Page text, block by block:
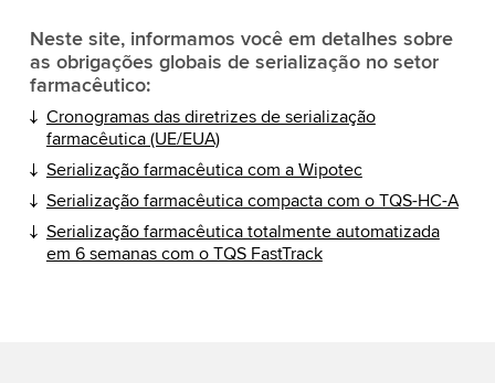
Neste site, informamos você em detalhes sobre
as obrigações globais de serialização no setor
farmacêutico:
Cronogramas das diretrizes de serialização
farmacêutica (UE/EUA)
Serialização farmacêutica com a Wipotec
Serialização farmacêutica compacta com o TQS-HC-A
Serialização farmacêutica totalmente automatizada
em 6 semanas com o TQS FastTrack